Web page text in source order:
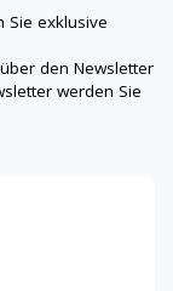
Sie exklusive
den Newsletter
werden Sie